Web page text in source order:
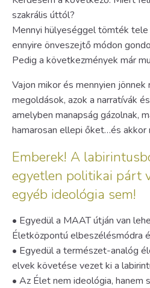
szakrális úttól?
Mennyi hülyeséggel tömték
ennyire önveszejtő módon
Pedig a következmények már
Vajon mikor és mennyien jönnek
megoldások, azok a narratívák
amelyben manapság gázolnak,
hamarosan ellepi őket…és akkor
Emberek! A
egyetlen politikai párt
egyéb ideológia sem!
• Egyedül a MAAT útján van
Életközpontú elbeszélésmódra
• Egyedül a természet-analóg
elvek követése vezet ki a
• Az Élet nem ideológia, hanem